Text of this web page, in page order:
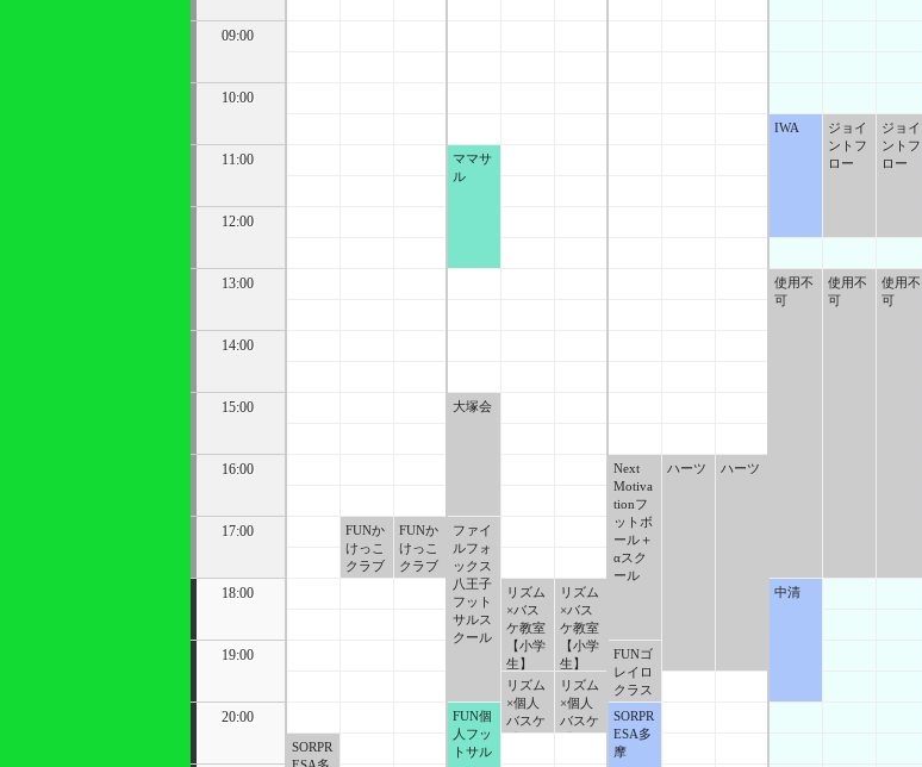
09:00
10:00
11:00
12:00
13:00
14:00
15:00
16:00
17:00
18:00
19:00
20:00
SORPR
FUNか
けっこ
クラブ
FUNか
けっこ
クラブ
ママサ
ル
大塚会
ファイ
ルフォ
ックス
八王子
フット
サルス
クール
FUN個
人フッ
トサル
リズム
×バス
ケ教室
【小学
生】
リズム
×個人
バスケ
リズム
×バス
ケ教室
【小学
生】
リズム
×個人
バスケ
Next
Motiva
tionフ
ットボ
ール＋
αスク
ール
FUNゴ
レイロ
クラス
SORPR
ESA多
摩
ハーツ ハーツ
IWA
使用不
可
中清
ジョイ
ントフ
ロー
使用不
可
ジョイ
ントフ
ロー
使用不
可